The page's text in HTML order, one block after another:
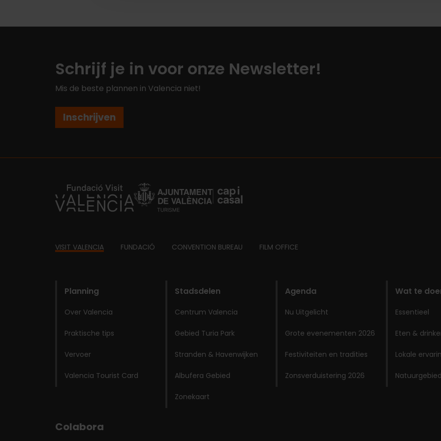
Schrijf je in voor onze Newsletter!
Mis de beste plannen in Valencia niet!
Inschrijven
https://fundacion.visitvalencia.com/
Footer
VISIT VALENCIA FUNDACIÓ CONVENTION BUREAU FILM OFFICE
Planning
Over Valencia
Praktische tips
Vervoer
Valencia Tourist Card
Stadsdelen
Centrum Valencia
Gebied Turia Park
Stranden & Havenwijken
Albufera Gebied
Zonekaart
Agenda
Nu Uitgelicht
Grote evenementen 2026
Festiviteiten en tradities
Zonsverduistering 2026
Wat te
Essentieel
Eten &
Lokale
Colabora